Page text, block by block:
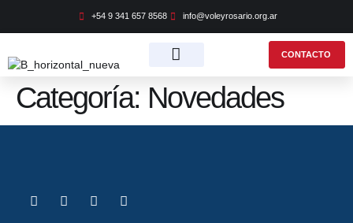
+54 9 341 657 8568 info@voleyrosario.org.ar
CONTACTO
Categoría: Novedades